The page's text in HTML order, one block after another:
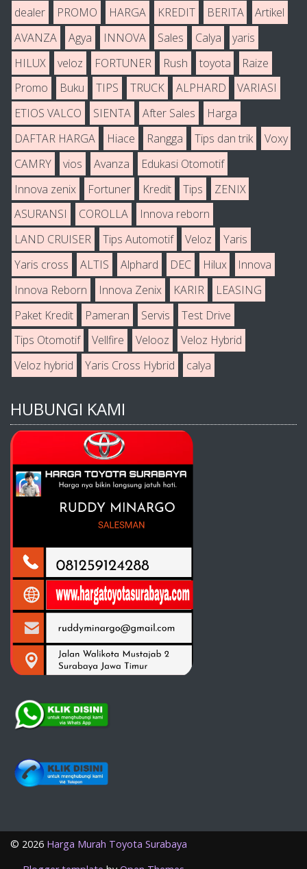
dealer PROMO HARGA KREDIT BERITA
Artikel
AVANZA
Agya INNOVA Sales Calya
yaris
HILUX
veloz FORTUNER Rush toyota
Raize
Promo
Buku TIPS TRUCK ALPHARD
VARIASI
ETIOS VALCO
SIENTA After Sales
Harga
DAFTAR HARGA
Hiace Rangga Tips dan trik
Voxy
CAMRY
vios Avanza
Edukasi Otomotif
Innova zenix
Fortuner Kredit Tips
ZENIX
ASURANSI
COROLLA
Innova reborn
LAND CRUISER
Tips Automotif Veloz
Yaris
Yaris cross
ALTIS Alphard DEC Hilux
Innova
Innova Reborn
Innova Zenix KARIR
LEASING
Paket Kredit
Pameran Servis
Test Drive
Tips Otomotif
Vellfire Velooz
Veloz Hybrid
Veloz hybrid
Yaris Cross Hybrid calya
HUBUNGI KAMI
© 2026 Harga Murah Toyota Surabaya